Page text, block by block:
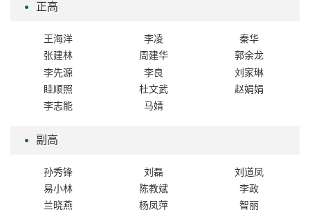
正高
王海洋 李凌
秦华
张建林
周建华
郭余龙
李先源
李良
刘家琳
眭顺照
杜文武
赵娟娟
李志能
马婧
副高
孙秀锋 刘磊
刘道凤
易小林
陈教斌
李政
兰晓燕
杨凤萍
智丽